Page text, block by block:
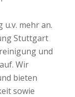
mehr an.
Stuttgart
und
Wir
bieten
sowie